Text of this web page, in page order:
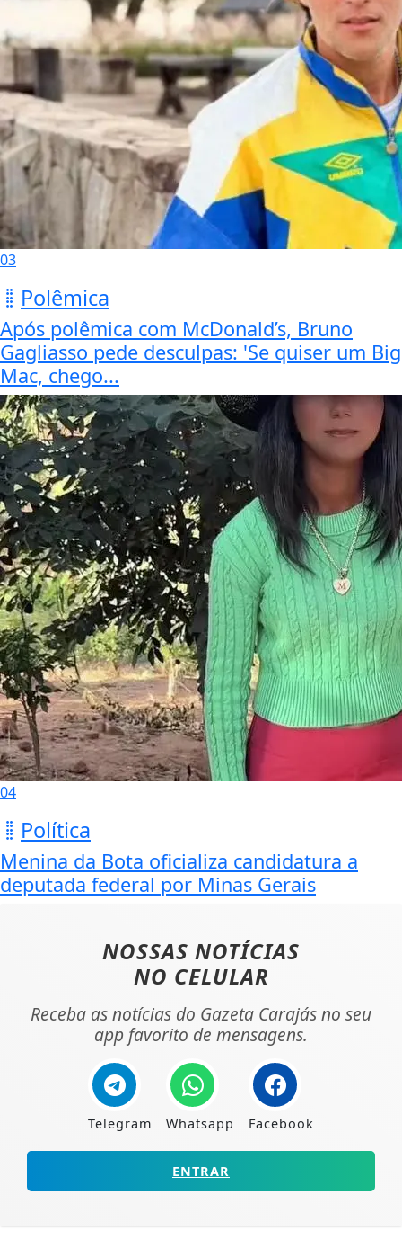
03
Polêmica
Após polêmica com McDonald’s, Bruno
Gagliasso pede desculpas: 'Se quiser um Big
Mac, chego...
04
Política
Menina da Bota oficializa candidatura a
deputada federal por Minas Gerais
NOSSAS NOTÍCIAS
NO CELULAR
Receba as notícias do Gazeta Carajás no seu
app favorito de mensagens.
Telegram Whatsapp Facebook
ENTRAR